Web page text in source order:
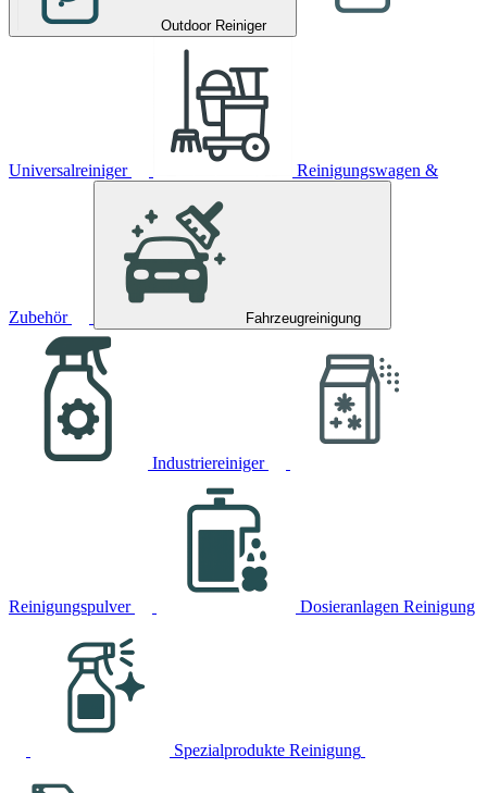
Outdoor Reiniger
Universalreiniger Reinigungswagen &
Zubehör Fahrzeugreinigung
Industriereiniger
Reinigungspulver Dosieranlagen Reinigung
Spezialprodukte Reinigung